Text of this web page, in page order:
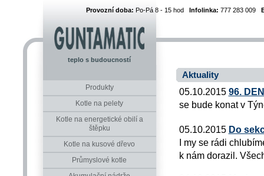
Provozní doba: Po-Pá 8 - 15 hod Infolinka: 777 283 009
teplo s budoucností
Produkty
Kotle na pelety
Kotle na energetické obilí a
štěpku
Kotle na kusové dřevo
Průmyslové kotle
Aktuality
05.10.2015 96.
se bude konat v
05.10.2015 Do
I my se rádi
k nám dorazil.